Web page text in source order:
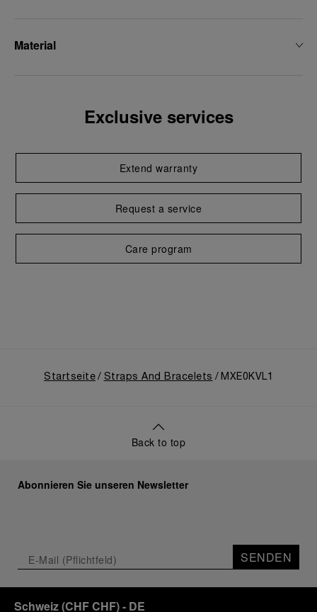
Material
Exclusive services
Extend warranty
Request a service
Care program
Startseite Straps And Bracelets MXE0KVL1
Back to top
Abonnieren Sie unseren Newsletter
SENDEN
Schweiz(CHF CHF)- DE